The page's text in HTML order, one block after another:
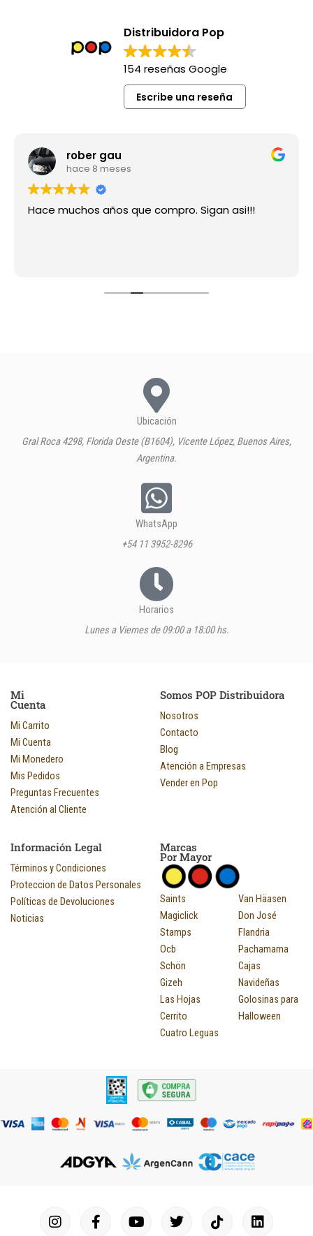
Distribuidora Pop
154 reseñas Google
Escribe una reseña
rober gau
hace 8 meses
Hace muchos años que compro. Sigan asi!!!
Ubicación
Gral Roca 4298, Florida Oeste (B1604), Vicente López, Buenos Aires,
Argentina.
WhatsApp
+54 11 3952-8296
Horarios
Lunes a Viernes de 09:00 a 18:00 hs.
Mi
Cuenta
Mi Carrito
Mi Cuenta
Mi Monedero
Mis Pedidos
Preguntas Frecuentes
Atención al Cliente
Somos POP Distribuidora
Nosotros
Contacto
Blog
Atención a Empresas
Vender en Pop
Información Legal
Términos y Condiciones
Proteccion de Datos Personales
Políticas de Devoluciones
Noticias
Marcas
Por Mayor
Saints
Magiclick
Stamps
Ocb
Schön
Gizeh
Las Hojas
Cerrito
Cuatro Leguas
Van Häasen
Don José
Flandria
Pachamama
Cajas
Navideñas
Golosinas para
Halloween
I
n
F
a
Y
o
T
w
I
c
L
i